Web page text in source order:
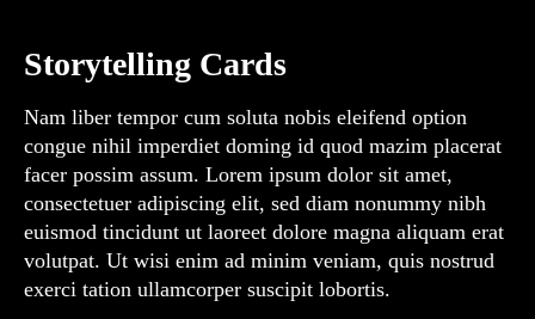
Storytelling Cards
Nam liber tempor cum soluta nobis eleifend option
congue nihil imperdiet doming id quod mazim placerat
facer possim assum. Lorem ipsum dolor sit amet,
consectetuer adipiscing elit, sed diam nonummy nibh
euismod tincidunt ut laoreet dolore magna aliquam erat
volutpat. Ut wisi enim ad minim veniam, quis nostrud
exerci tation ullamcorper suscipit lobortis.